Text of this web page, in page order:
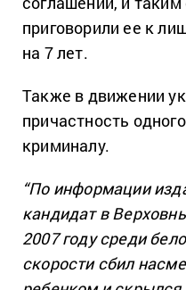
приговорили ее к
на 7 лет.
Также в движении
причастность
криминалу.
“По информации
кандидат в
2007 году среди
скорости сбил